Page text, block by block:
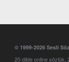
© 1999-2026 Sesli
20 dilde online sözlük.